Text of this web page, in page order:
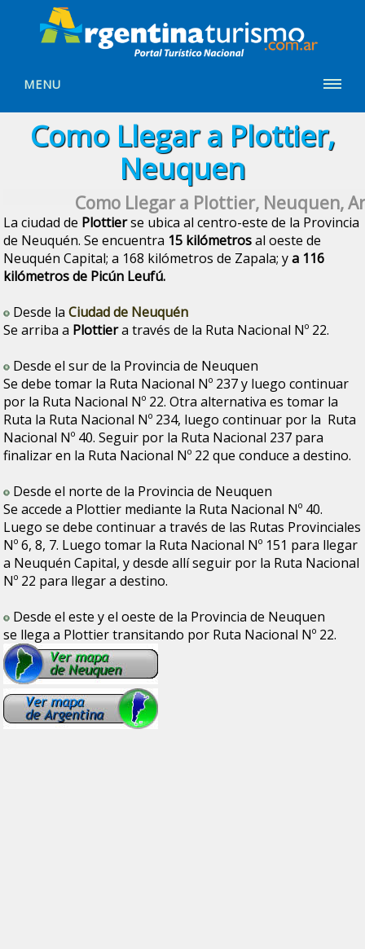
MENU
Como Llegar a Plottier,
Neuquen
Como Llegar a Plottier, Neuquen,
La ciudad de Plottierse ubica al centro-este de la Provincia
de Neuquén. Se encuentra 15 kilómetrosal oeste de
Neuquén Capital; a 168 kilómetros de Zapala; ya 116
kilómetros de Picún Leufú.
Desde laCiudad de Neuquén
Se arriba a Plottiera través de la Ruta Nacional Nº 22.
Desde el sur de la Provincia de Neuquen
Se debe tomar la Ruta Nacional Nº 237 y luego continuar
por la Ruta Nacional Nº 22. Otra alternativa es tomar la
Ruta la Ruta Nacional Nº 234, luego continuar por la Ruta
Nacional Nº 40. Seguir por la Ruta Nacional 237 para
finalizar en la Ruta Nacional Nº 22 que conduce a destino.
Desde el norte de la Provincia de Neuquen
Se accede a Plottier mediante la Ruta Nacional Nº 40.
Luego se debe continuar a través de las Rutas Provinciales
Nº 6, 8, 7. Luego tomar la Ruta Nacional Nº 151 para llegar
a Neuquén Capital, y desde allí seguir por la Ruta Nacional
Nº 22 para llegar a destino.
Desde el este y el oeste de la Provincia de Neuquen
se llega a Plottier transitando por Ruta Nacional Nº 22.